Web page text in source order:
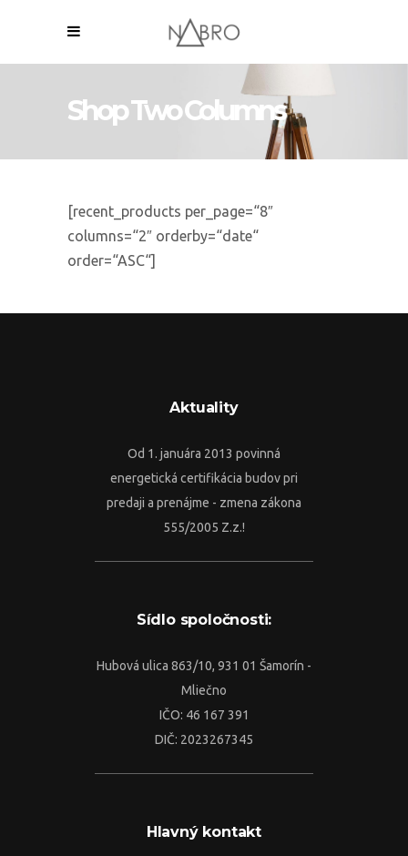
Shop Two Columns
[recent_products per_page=“8″
columns=“2″ orderby=“date“
order=“ASC“]
Aktuality
Od 1. januára 2013 povinná
energetická certifikácia budov pri
predaji a prenájme - zmena zákona
555/2005 Z.z.!
Sídlo spoločnosti:
Hubová ulica 863/10, 931 01 Šamorín -
Mliečno
IČO: 46 167 391
DIČ: 2023267345
Hlavný kontakt